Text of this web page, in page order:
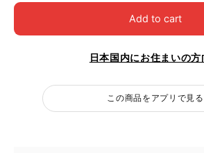
Add to cart
日本国内にお住まいの方
この商品をアプリで見る